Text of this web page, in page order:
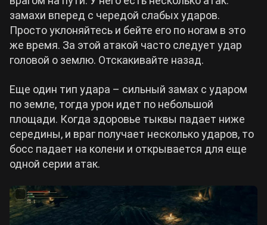
замахи вперед с чередой слабых ударов.
Просто уклоняйтесь и бейте его по ногам в это
же время. За этой атакой часто следует удар
головой о землю. Отскакивайте назад.
Еще один тип удара – сильный замах с ударом
по земле, тогда урон идет по небольшой
площади. Когда здоровье тыквы падает ниже
середины, и враг получает несколько ударов, то
босс падает на колени и открывается для еще
одной серии атак.